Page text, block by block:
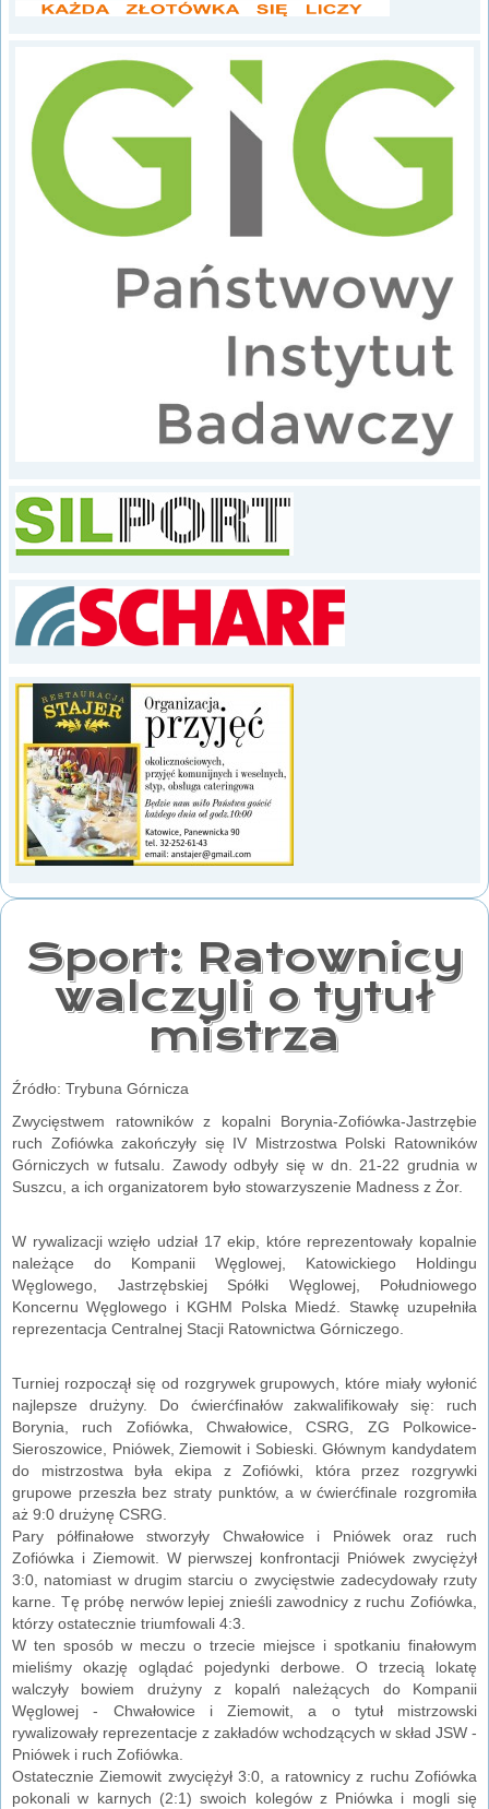
Sport: Ratownicy
walczyli o tytuł
mistrza
Źródło: Trybuna Górnicza
Zwycięstwem ratowników z kopalni Borynia-Zofiówka-Jastrzębie
ruch Zofiówka zakończyły się IV Mistrzostwa Polski Ratowników
Górniczych w futsalu. Zawody odbyły się w dn. 21-22 grudnia w
Suszcu, a ich organizatorem było stowarzyszenie Madness z Żor.
W rywalizacji wzięło udział 17 ekip, które reprezentowały kopalnie
należące do Kompanii Węglowej, Katowickiego Holdingu
Węglowego, Jastrzębskiej Spółki Węglowej, Południowego
Koncernu Węglowego i KGHM Polska Miedź. Stawkę uzupełniła
reprezentacja Centralnej Stacji Ratownictwa Górniczego.
Turniej rozpoczął się od rozgrywek grupowych, które miały wyłonić
najlepsze drużyny. Do ćwierćfinałów zakwalifikowały się: ruch
Borynia, ruch Zofiówka, Chwałowice, CSRG, ZG Polkowice-
Sieroszowice, Pniówek, Ziemowit i Sobieski. Głównym kandydatem
do mistrzostwa była ekipa z Zofiówki, która przez rozgrywki
grupowe przeszła bez straty punktów, a w ćwierćfinale rozgromiła
aż 9:0 drużynę CSRG.
Pary półfinałowe stworzyły Chwałowice i Pniówek oraz ruch
Zofiówka i Ziemowit. W pierwszej konfrontacji Pniówek zwyciężył
3:0, natomiast w drugim starciu o zwycięstwie zadecydowały rzuty
karne. Tę próbę nerwów lepiej znieśli zawodnicy z ruchu Zofiówka,
którzy ostatecznie triumfowali 4:3.
W ten sposób w meczu o trzecie miejsce i spotkaniu finałowym
mieliśmy okazję oglądać pojedynki derbowe. O trzecią lokatę
walczyły bowiem drużyny z kopalń należących do Kompanii
Węglowej - Chwałowice i Ziemowit, a o tytuł mistrzowski
rywalizowały reprezentacje z zakładów wchodzących w skład JSW -
Pniówek i ruch Zofiówka.
Ostatecznie Ziemowit zwyciężył 3:0, a ratownicy z ruchu Zofiówka
pokonali w karnych (2:1) swoich kolegów z Pniówka i mogli się